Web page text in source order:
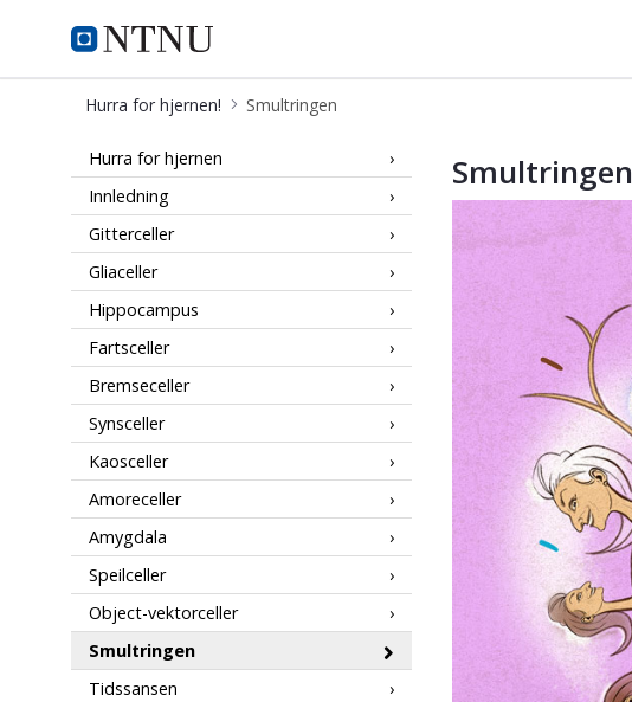
Hurra for hjernen!
Hurra for hjernen! Smultringen
Smultringen
Hurra for hjernen
Innledning
Gitterceller
Gliaceller
Hippocampus
Fartsceller
Bremseceller
Synsceller
Kaosceller
Amoreceller
Amygdala
Speilceller
Object-vektorceller
Smultringen
Tidssansen
Smultringen